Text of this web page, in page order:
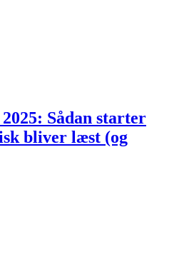
Sådan starter
bliver læst (og